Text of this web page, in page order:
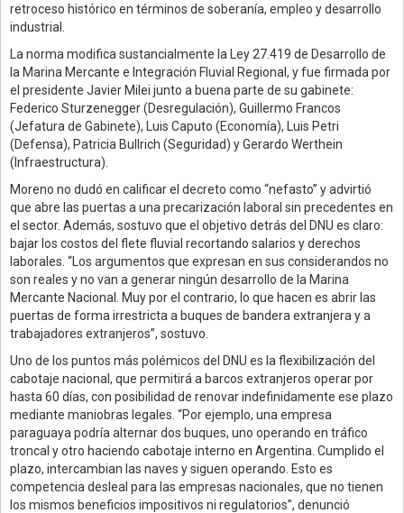
retroceso histórico en términos de soberanía, empleo y desarrollo
industrial.
La norma modifica sustancialmente la Ley 27.419 de Desarrollo de
la Marina Mercante e Integración Fluvial Regional, y fue firmada por
el presidente Javier Milei junto a buena parte de su gabinete:
Federico Sturzenegger (Desregulación), Guillermo Francos
(Jefatura de Gabinete), Luis Caputo (Economía), Luis Petri
(Defensa), Patricia Bullrich (Seguridad) y Gerardo Werthein
(Infraestructura).
Moreno no dudó en calificar el decreto como “nefasto” y advirtió
que abre las puertas a una precarización laboral sin precedentes en
el sector. Además, sostuvo que el objetivo detrás del DNU es claro:
bajar los costos del flete fluvial recortando salarios y derechos
laborales. “Los argumentos que expresan en sus considerandos no
son reales y no van a generar ningún desarrollo de la Marina
Mercante Nacional. Muy por el contrario, lo que hacen es abrir las
puertas de forma irrestricta a buques de bandera extranjera y a
trabajadores extranjeros”, sostuvo.
Uno de los puntos más polémicos del DNU es la flexibilización del
cabotaje nacional, que permitirá a barcos extranjeros operar por
hasta 60 días, con posibilidad de renovar indefinidamente ese plazo
mediante maniobras legales. “Por ejemplo, una empresa
paraguaya podría alternar dos buques, uno operando en tráfico
troncal y otro haciendo cabotaje interno en Argentina. Cumplido el
plazo, intercambian las naves y siguen operando. Esto es
competencia desleal para las empresas nacionales, que no tienen
los mismos beneficios impositivos ni regulatorios”, denunció